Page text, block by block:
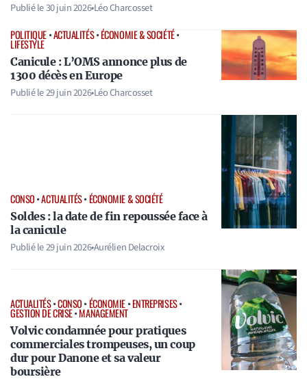
Publié le30 juin 2026•Léo Charcosset
POLITIQUE•ACTUALITÉS•ÉCONOMIE & SOCIÉTÉ•
LIFESTYLE
Canicule : L’OMS annonce plus de
1300 décès en Europe
Publié le29 juin 2026•Léo Charcosset
CONSO•ACTUALITÉS•ÉCONOMIE & SOCIÉTÉ
Soldes : la date de fin repoussée face à
la canicule
Publié le29 juin 2026•Aurélien Delacroix
ACTUALITÉS•CONSO•ÉCONOMIE•ENTREPRISES•
GESTION DE CRISE•MANAGEMENT
Volvic condamnée pour pratiques
commerciales trompeuses, un coup
dur pour Danone et sa valeur
boursière